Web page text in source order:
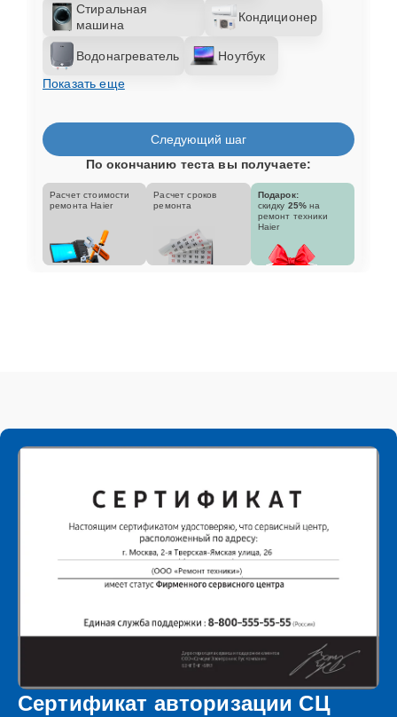
Стиральная
машина
Кондиционер
Водонагреватель
Ноутбук
Показать еще
Следующий шаг
По окончанию теста вы получаете:
Расчет стоимости
ремонта Haier
Расчет сроков
ремонта
Подарок:
скидку 25% на
ремонт техники
Haier
Сертификат авторизации СЦ